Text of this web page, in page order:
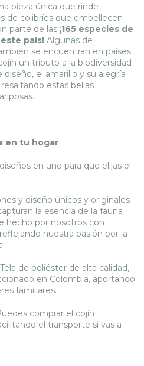
pieza única que rinde
de colibríes que embellecen
parte de las ¡165 especies de
país! Algunas de
se encuentran en países
un tributo a la biodiversidad
el amarillo y su alegría
estas bellas
en tu hogar
en uno para que elijas el
y diseño únicos y originales
la esencia de la fauna
hecho por nosotros con
nuestra pasión por la
Tela de poliéster de alta calidad,
en Colombia, aportando
familiares.
comprar el cojín
el transporte si vas a